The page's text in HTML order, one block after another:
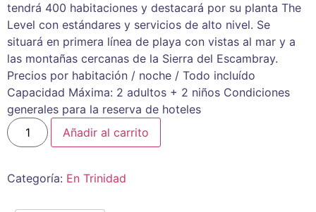
tendrá 400 habitaciones y destacará por su planta The
Level con estándares y servicios de alto nivel. Se
situará en primera línea de playa con vistas al mar y a
las montañas cercanas de la Sierra del Escambray.
Precios por habitación / noche / Todo incluído
Capacidad Máxima: 2 adultos + 2 niños Condiciones
generales para la reserva de hoteles
Añadir al carrito
Categoría: En Trinidad